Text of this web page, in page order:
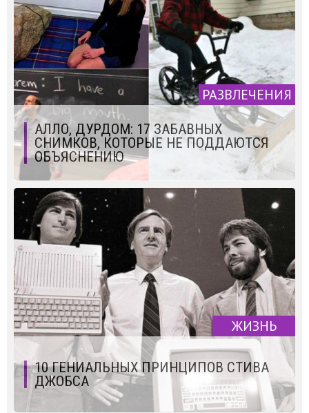
РАЗВЛЕЧЕНИЯ
АЛЛО, ДУРДОМ: 17 ЗАБАВНЫХ
СНИМКОВ, КОТОРЫЕ НЕ ПОДДАЮТСЯ
ОБЪЯСНЕНИЮ
ЖИЗНЬ
10 ГЕНИАЛЬНЫХ ПРИНЦИПОВ СТИВА
ДЖОБСА